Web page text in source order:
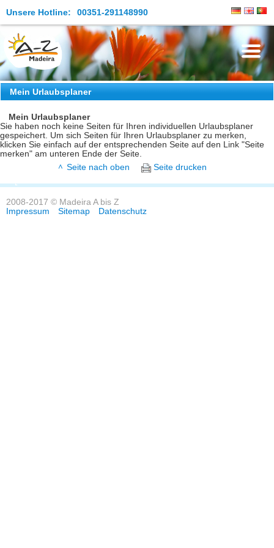
Unsere Hotline: 00351-291148990
Die Insel
Madeira Erleben
Aktuelles
Reiseangebote
Kontakt
Mein Urlaubsplaner
Mein Urlaubsplaner
Sie haben noch keine Seiten für Ihren individuellen Urlaubsplaner
gespeichert. Um sich Seiten für Ihren Urlaubsplaner zu merken,
klicken Sie einfach auf der entsprechenden Seite auf den Link "Seite
merken" am unteren Ende der Seite.
Seite nach oben
Seite drucken
2008-2017 © Madeira A bis Z
Impressum
Sitemap Datenschutz